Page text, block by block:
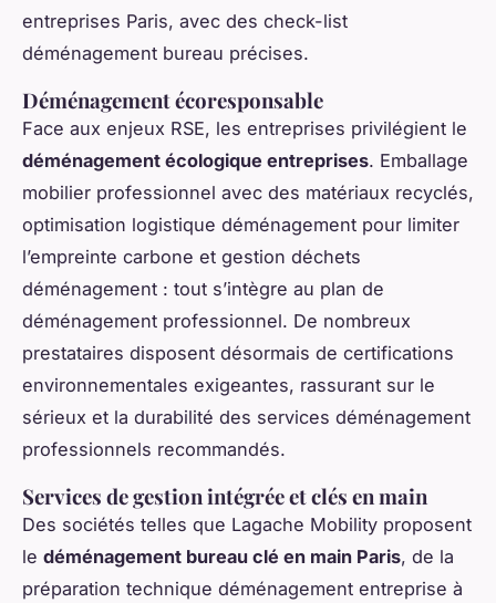
entreprises Paris, avec des check-list
déménagement bureau précises.
Déménagement écoresponsable
Face aux enjeux RSE, les entreprises privilégient le
déménagement écologique entreprises. Emballage
mobilier professionnel avec des matériaux recyclés,
optimisation logistique déménagement pour limiter
l’empreinte carbone et gestion déchets
déménagement : tout s’intègre au plan de
déménagement professionnel. De nombreux
prestataires disposent désormais de certifications
environnementales exigeantes, rassurant sur le
sérieux et la durabilité des services déménagement
professionnels recommandés.
Services de gestion intégrée et clés en main
Des sociétés telles que Lagache Mobility proposent
le déménagement bureau clé en main Paris, de la
préparation technique déménagement entreprise à